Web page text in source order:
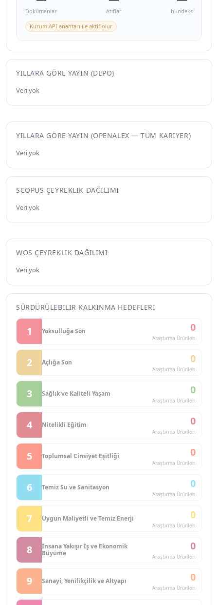
Dokümanlar Atıflar h-indeks
Kurum API anahtarı ile aktif olur
YILLARA GÖRE YAYIN (DEPO)
Veri yok
YILLARA GÖRE YAYIN (OPENALEX — TÜM KARIYER)
Veri yok
SCOPUS ÇEYREKLIK DAĞILIMI
Veri yok
WOS ÇEYREKLIK DAĞILIMI
Veri yok
SÜRDÜRÜLEBILIR KALKINMA HEDEFLERI
1 Yoksulluğa Son 0
Araştırma Ürünleri
2 Açlığa Son 0
Araştırma Ürünleri
3 Sağlık ve Kaliteli Yaşam 0
Araştırma Ürünleri
4 Nitelikli Eğitim 0
Araştırma Ürünleri
5 Toplumsal Cinsiyet Eşitliği 0
Araştırma Ürünleri
6 Temiz Su ve Sanitasyon 0
Araştırma Ürünleri
7 Uygun Maliyetli ve Temiz Enerji 0
Araştırma Ürünleri
8
İnsana Yakışır İş ve Ekonomik
Büyüme
0
Araştırma Ürünleri
9 Sanayi, Yenilikçilik ve Altyapı 0
Araştırma Ürünleri